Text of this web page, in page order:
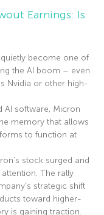
Earnings: Is
become one of
the AI boom – even
Nvidia or other high-
AI software, Micron
memory that allows
to function at
stock surged and
The rally
strategic shift
toward higher-
is gaining traction.